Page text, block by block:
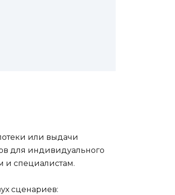
или выдачи
для индивидуального
и специалистам.
сценариев: